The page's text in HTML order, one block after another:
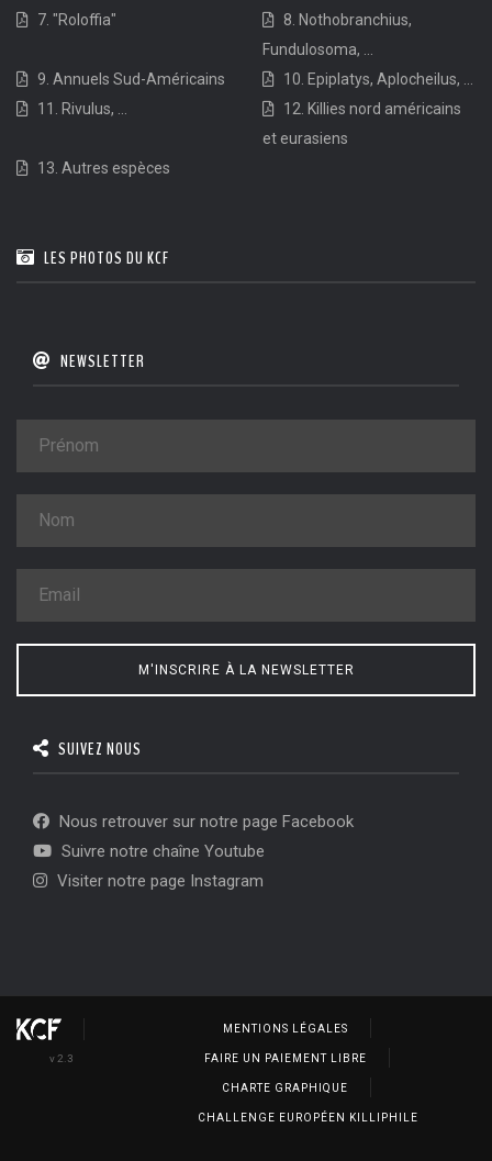
7. "Roloffia"
8. Nothobranchius,
Fundulosoma, ...
9. Annuels Sud-Américains
10. Epiplatys, Aplocheilus, ...
11. Rivulus, ...
12. Killies nord américains
et eurasiens
13. Autres espèces
LES PHOTOS DU KCF
NEWSLETTER
M'INSCRIRE À LA NEWSLETTER
SUIVEZ NOUS
Nous retrouver sur notre page Facebook
Suivre notre chaîne Youtube
Visiter notre page Instagram
v 2.3
MENTIONS LÉGALES
FAIRE UN PAIEMENT LIBRE
CHARTE GRAPHIQUE
CHALLENGE EUROPÉEN KILLIPHILE